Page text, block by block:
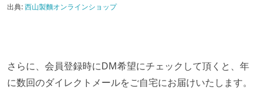
出典:西山製麵オンラインショップ
さらに、会員登録時にDM希望にチェックして頂くと、年
に数回のダイレクトメールをご自宅にお届けいたします。